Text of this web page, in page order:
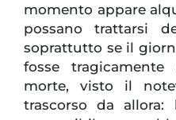
momento appare
possano trattarsi
soprattutto se il
fosse
morte, visto il
trascorso da allora: